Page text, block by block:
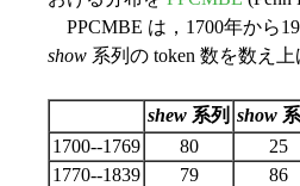
PPCMBE は，1700年から
show 系列の token 数を数え
shew 系列 show
1700--1769
80 25
1770--1839
79 86